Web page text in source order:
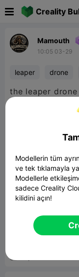
Creality
Mamouth
10:05 03-29
leaper drone
the leaper drone

Modellerin tüm
ve tek tıklamayla
Modellerle
sadece Creality
kilidini açın!